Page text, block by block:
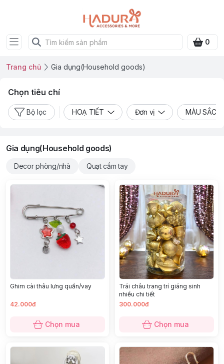
0
Trang chủ Gia dụng(Household goods)
Chọn tiêu chí
Bộ lọc HOẠ TIẾT Đơn vị MÀU SẮC
Gia dụng(Household goods)
Decor phòng/nhà Quạt cầm tay
Ghim cài thâu lưng quần/vay
42.000đ
Chọn mua
Trái châu trang trí giáng sinh
nhiều chi tiết
300.000đ
Chọn mua